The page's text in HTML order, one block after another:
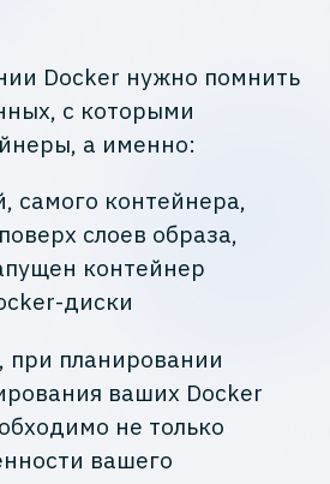
Docker нужно помнить
с которыми
а именно:
самого контейнера,
слоев образа,
контейнер
диски
при планировании
ваших Docker
не только
вашего